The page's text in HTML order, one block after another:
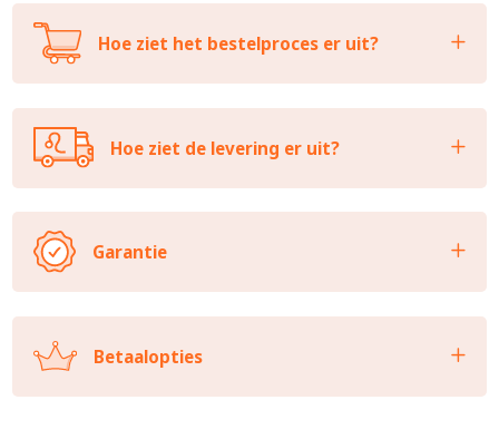
Hoe ziet het bestelproces er uit?
Hoe ziet de levering er uit?
Garantie
Betaalopties